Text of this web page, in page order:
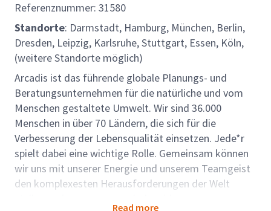
Referenznummer: 31580
Standorte: Darmstadt, Hamburg, München, Berlin,
Dresden, Leipzig, Karlsruhe, Stuttgart, Essen, Köln,
(weitere Standorte möglich)
Arcadis ist das führende globale Planungs- und
Beratungsunternehmen für die natürliche und vom
Menschen gestaltete Umwelt. Wir sind 36.000
Menschen in über 70 Ländern, die sich für die
Verbesserung der Lebensqualität einsetzen. Jede*r
spielt dabei eine wichtige Rolle. Gemeinsam können
wir uns mit unserer Energie und unserem Teamgeist
den komplexesten Herausforderungen der Welt
Read more